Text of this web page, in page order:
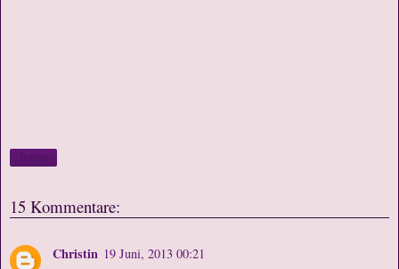
15 Kommentare:
Christin 19 Juni, 2013 00:21